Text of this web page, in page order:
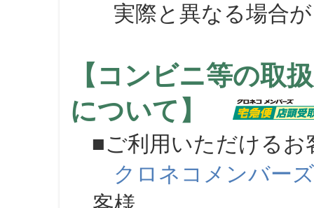
実際と異なる場合が
【コンビニ等の取
について】
■ご利用いただけるお
クロネコメンバーズ